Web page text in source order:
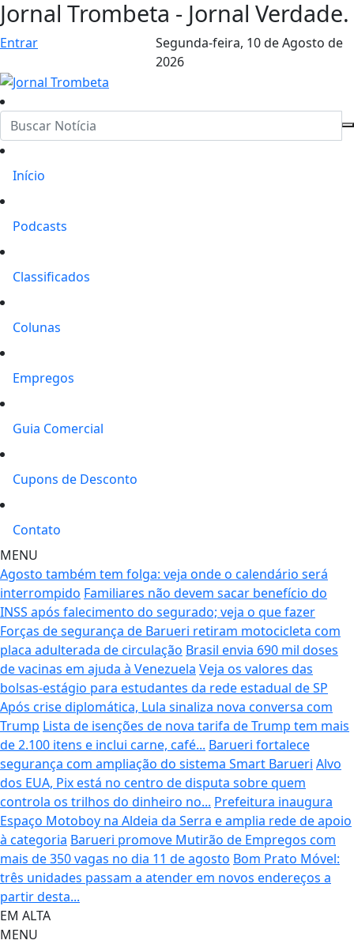
Jornal Trombeta - Jornal Verdade.
Entrar Segunda-feira, 10 de Agosto de
2026
Início
Podcasts
Classificados
Colunas
Empregos
Guia Comercial
Cupons de Desconto
Contato
MENU
Agosto também tem folga: veja onde o calendário será
interrompido Familiares não devem sacar benefício do
INSS após falecimento do segurado; veja o que fazer
Forças de segurança de Barueri retiram motocicleta com
placa adulterada de circulação Brasil envia 690 mil doses
de vacinas em ajuda à Venezuela Veja os valores das
bolsas-estágio para estudantes da rede estadual de SP
Após crise diplomática, Lula sinaliza nova conversa com
Trump Lista de isenções de nova tarifa de Trump tem mais
de 2.100 itens e inclui carne, café... Barueri fortalece
segurança com ampliação do sistema Smart Barueri Alvo
dos EUA, Pix está no centro de disputa sobre quem
controla os trilhos do dinheiro no... Prefeitura inaugura
Espaço Motoboy na Aldeia da Serra e amplia rede de apoio
à categoria Barueri promove Mutirão de Empregos com
mais de 350 vagas no dia 11 de agosto Bom Prato Móvel:
três unidades passam a atender em novos endereços a
partir desta...
EM ALTA
MENU